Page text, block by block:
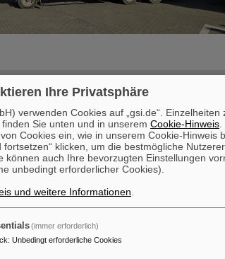
Vakuumkammer – die erste
in das High Energy Cave von NUSTAR
schwere Kammer wurde vom GSI-Campus
und Luftkissen sorgfältig positioniert. Der
bei der Vorbereitung der experimentellen
ist ein zentrales Element des R
3
B-
Das System wurde bereits während der
bei den kommenden Experimenten an der
Ihre Privatsphäre
verwenden Cookies auf „gsi.de“.
Sie unten und in unserem Cookie-Hinweis
Cookies ein, wie in unserem Cookie-Hinweis
fortsetzen“ klicken, um die bestmögliche
können auch Ihre bevorzugten Einstellungen
unbedingt erforderlicher Cookies).
und weitere Informationen
(immer erforderlich)
: Unbedingt erforderliche Cookies